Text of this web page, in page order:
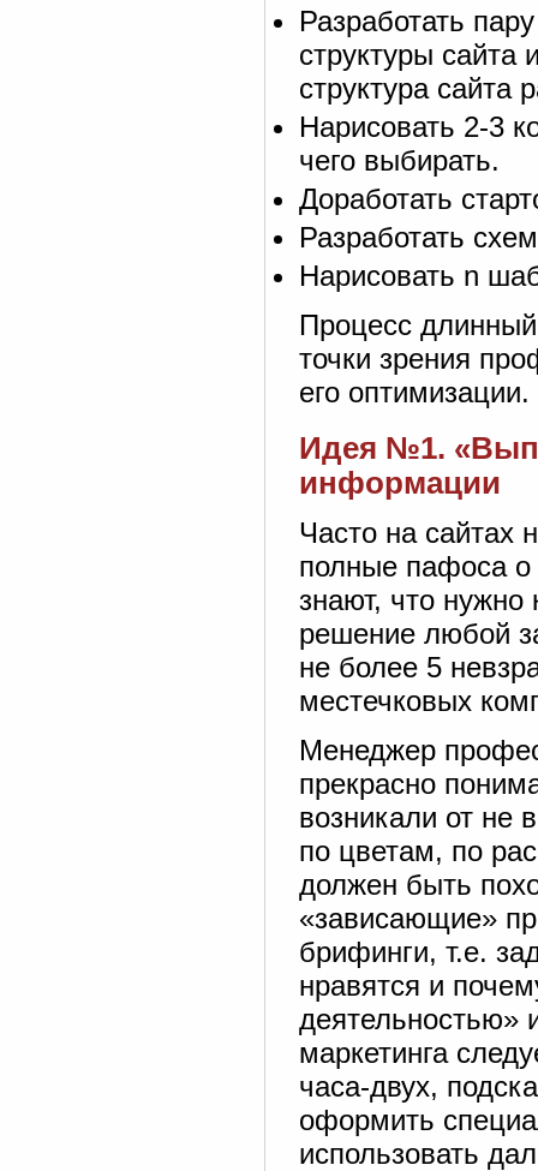
Разработать
структуры сайта
структура сайта
Нарисовать 2-3
чего выбирать.
Доработать
Разработать
Нарисовать n
Процесс
точки зрения
его
Идея №1.
информации
Часто на сайтах
полные пафоса
знают, что нужно
решение любой
не более 5
местечковых
Менеджер
прекрасно
возникали от не
по цветам, по
должен быть
«зависающие»
брифинги, т.е.
нравятся и
деятельностью»
маркетинга
часа-двух,
оформить
использовать